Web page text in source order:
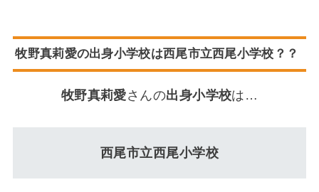
牧野真莉愛の出身小学校は西尾市立西尾小学校？？
牧野真莉愛さんの出身小学校は…
西尾市立西尾小学校